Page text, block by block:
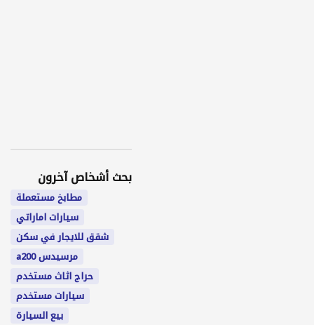
بحث أشخاص آخرون
مطابخ مستعملة
سيارات اماراتي
شقق للايجار في سكن
مرسيدس a200
حراج اثاث مستخدم
سيارات مستخدم
بيع السيارة